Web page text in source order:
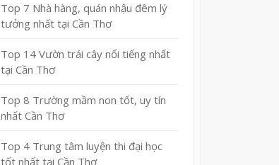
Top 7 Nhà hàng, quán nhậu đêm lý
tưởng nhất tại Cần Thơ
Top 14 Vườn trái cây nổi tiếng nhất
tại Cần Thơ
Top 8 Trường mầm non tốt, uy tín
nhất Cần Thơ
Top 4 Trung tâm luyện thi đại học
tốt nhất tại Cần Thơ